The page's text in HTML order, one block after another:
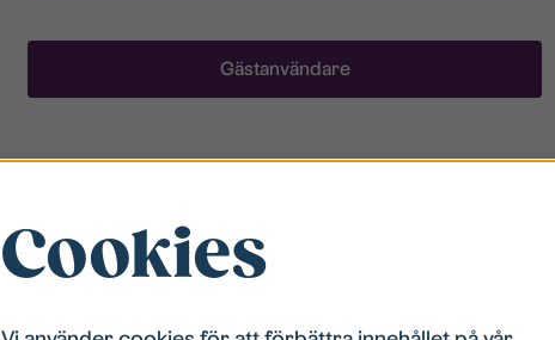
Gästanvändare
För att ha möjlighet att söka boende måste du vara
snabbt!
Cookies